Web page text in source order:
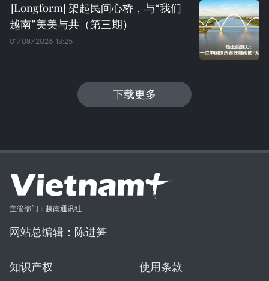
架起民间心桥，与“我们
越南”美美与共（第三期）
01/08/2026 13:25
下载更多
主管部门：越南通讯社
网站总编辑：陈进笋
知识产权 使用条款